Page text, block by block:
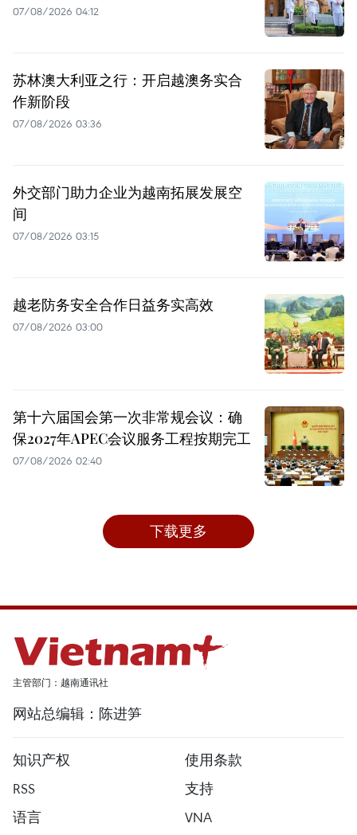
07/08/2026 04:12
苏林澳大利亚之行：开启越澳务实合
作新阶段
07/08/2026 03:36
外交部门助力企业为越南拓展发展空
间
07/08/2026 03:15
越老防务安全合作日益务实高效
07/08/2026 03:00
第十六届国会第一次非常规会议：确
保2027年APEC会议服务工程按期完工
07/08/2026 02:40
下载更多
主管部门：越南通讯社
网站总编辑：陈进笋
知识产权
使用条款
RSS
支持
语言
VNA